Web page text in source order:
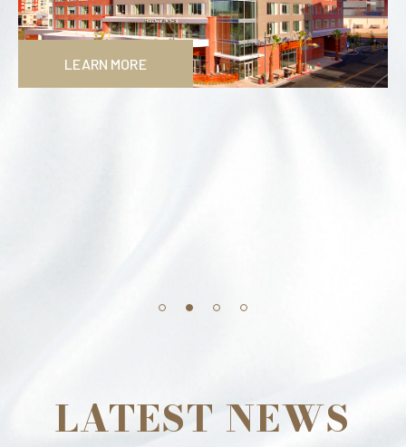
LEARN MORE
LEARN MORE
LATEST NEWS